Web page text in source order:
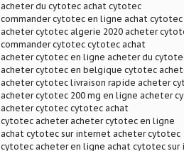
acheter du cytotec achat cytotec
commander cytotec en ligne achat
acheter cytotec algerie 2020 acheter
commander cytotec cytotec achat
acheter cytotec en ligne acheter du
acheter cytotec en belgique cytotec
acheter cytotec livraison rapide acheter
acheter cytotec 200 mg en ligne acheter
acheter cytotec cytotec achat
cytotec acheter acheter cytotec en ligne
achat cytotec sur internet acheter cytotec
cytotec acheter en ligne achat cytotec sur